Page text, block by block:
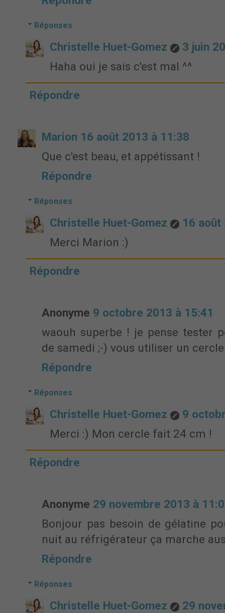
Réponses
Christelle Huet-Gomez
3 juin
Haha oui je sais c'est mal ^^
Répondre
Marion 16 août 2013 à 11:38
Que c'est beau, et appétissant !
Répondre
Réponses
Christelle Huet-Gomez
16 août
Merci Marion :)
Répondre
Anonyme 9 octobre 2013 à 15:41
waouh superbe ! je pense tester
de samedi ;-) vous utiliser un
Répondre
Réponses
Christelle Huet-Gomez
9
Merci :) Mon cercle fait 24 cm !
Répondre
Anonyme 29 novembre 2013 à
Bonjour pas besoin de gélatine
nuit au réfrigérateur ça marche
Répondre
Réponses
Christelle Huet-Gomez 29